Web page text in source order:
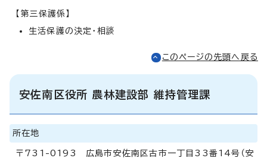
【第三保護係】
生活保護の決定・相談
このページの先頭へ戻る
安佐南区役所 農林建設部 維持管理課
所在地
〒731-0193 広島市安佐南区古市一丁目33番14号（安